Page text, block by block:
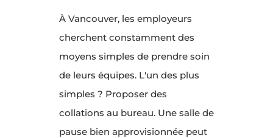
À Vancouver, les employeurs
cherchent constamment des
moyens simples de prendre soin
de leurs équipes. L'un des plus
simples ? Proposer des
collations au bureau. Une salle de
pause bien approvisionnée peut